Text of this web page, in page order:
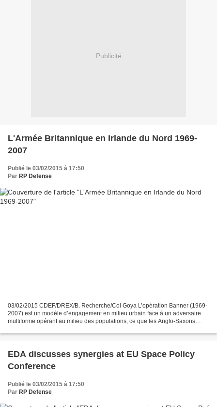
Publicité
L'Armée Britannique en Irlande du Nord 1969-
2007
Publié le 03/02/2015 à 17:50
Par RP Defense
03/02/2015 CDEF/DREX/B. Recherche/Col Goya L’opération Banner (1969-
2007) est un modèle d’engagement en milieu urbain face à un adversaire
multiforme opérant au milieu des populations, ce que les Anglo-Saxons
EDA discusses synergies at EU Space Policy
Conference
Publié le 03/02/2015 à 17:50
Par RP Defense